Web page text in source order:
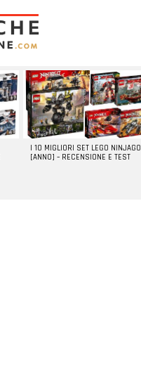
I 10 MIGLIORI SET LEGO NINJAGO
[ANNO] – RECENSIONE E TEST